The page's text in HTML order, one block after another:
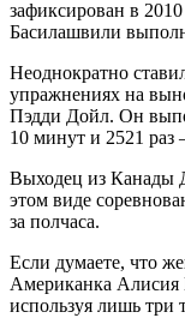
зафиксирован в
Басилашвили
Неоднократно
упражнениях на
Пэдди Дойл. Он
10 минут и 2521 раз
Выходец из Канады
этом виде
за полчаса.
Если думаете, что
Американка Алисия
используя лишь три